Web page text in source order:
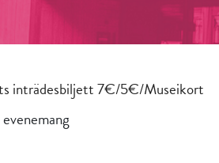
inträdesbiljett 7€/5€/Museikort